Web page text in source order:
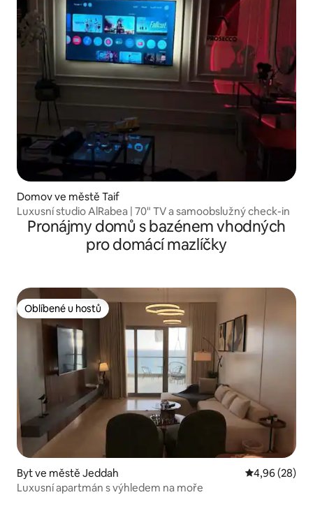
Domov ve městě Taif
Luxusní studio AlRabea | 70" TV a samoobslužný check-in
Pronájmy domů s bazénem vhodných
pro domácí mazlíčky
Oblíbené u hostů
Oblíbené u hostů
Byt ve městě Jeddah Průměrné
4,96 (28)
Luxusní apartmán s výhledem na moře